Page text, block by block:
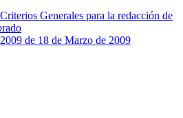
Generales para la redacción de
de 18 de Marzo de 2009